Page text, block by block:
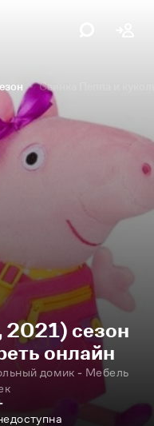
Свинка Пеппа и
сезон
онлайн
домик - Мебель